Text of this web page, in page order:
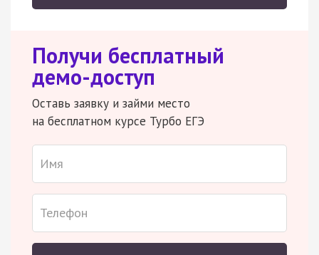
Получи бесплатный
демо-доступ
Оставь заявку и займи место
на бесплатном курсе Турбо ЕГЭ